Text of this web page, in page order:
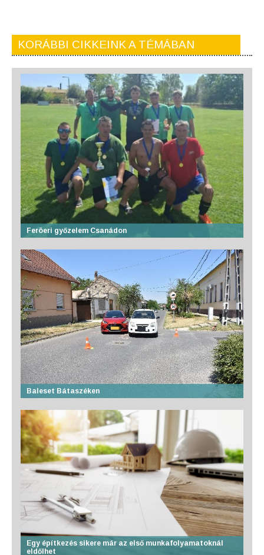
KORÁBBI CIKKEINK A TÉMÁBAN
Feröeri győzelem Csanádon
Baleset Bátaszéken
Egy építkezés sikere már az első munkafolyamatoknál
eldőlhet